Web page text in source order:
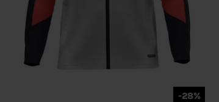
-28%